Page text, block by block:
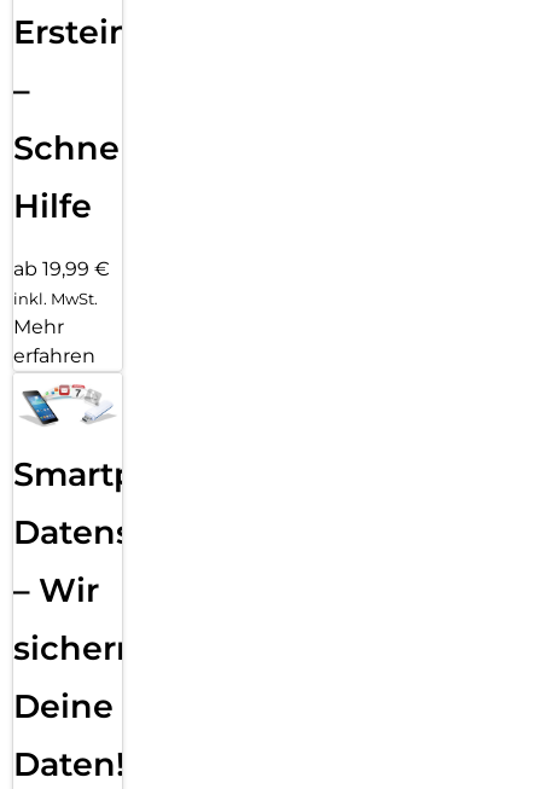
Ersteinrichtung
–
Schnelle
Hilfe
ab 19,99 €
inkl. MwSt.
Mehr
erfahren
Smartphone
Datensicherung
– Wir
sichern
Deine
Daten!